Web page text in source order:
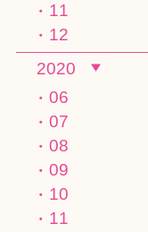
11
12
2020
06
07
08
09
10
11